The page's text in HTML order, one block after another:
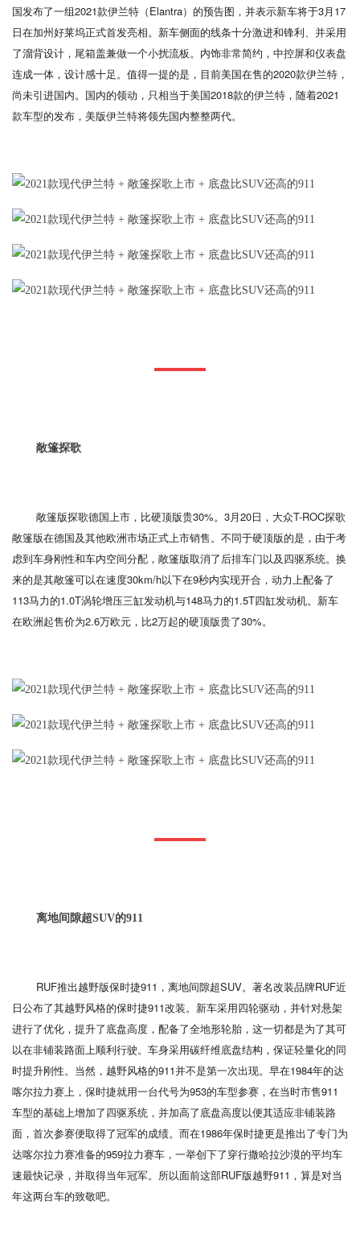
国发布了一组2021款伊兰特（Elantra）的预告图，并表示新车将于3月17
日在加州好莱坞正式首发亮相。新车侧面的线条十分激进和锋利、并采用
了溜背设计，尾箱盖兼做一个小扰流板。内饰非常简约，中控屏和仪表盘
连成一体，设计感十足。值得一提的是，目前美国在售的2020款伊兰特，
尚未引进国内。国内的领动，只相当于美国2018款的伊兰特，随着2021
款车型的发布，美版伊兰特将领先国内整整两代。
敞篷探歌
敞篷版探歌德国上市，比硬顶版贵30%。3月20日，大众T-ROC探歌
敞篷版在德国及其他欧洲市场正式上市销售。不同于硬顶版的是，由于考
虑到车身刚性和车内空间分配，敞篷版取消了后排车门以及四驱系统。换
来的是其敞篷可以在速度30km/h以下在9秒内实现开合，动力上配备了
113马力的1.0T涡轮增压三缸发动机与148马力的1.5T四缸发动机。新车
在欧洲起售价为2.6万欧元，比2万起的硬顶版贵了30%。
离地间隙超SUV的911
RUF推出越野版保时捷911，离地间隙超SUV。著名改装品牌RUF近
日公布了其越野风格的保时捷911改装。新车采用四轮驱动，并针对悬架
进行了优化，提升了底盘高度，配备了全地形轮胎，这一切都是为了其可
以在非铺装路面上顺利行驶。车身采用碳纤维底盘结构，保证轻量化的同
时提升刚性。当然，越野风格的911并不是第一次出现。早在1984年的达
喀尔拉力赛上，保时捷就用一台代号为953的车型参赛，在当时市售911
车型的基础上增加了四驱系统，并加高了底盘高度以便其适应非铺装路
面，首次参赛便取得了冠军的成绩。而在1986年保时捷更是推出了专门为
达喀尔拉力赛准备的959拉力赛车，一举创下了穿行撒哈拉沙漠的平均车
速最快记录，并取得当年冠军。所以面前这部RUF版越野911，算是对当
年这两台车的致敬吧。